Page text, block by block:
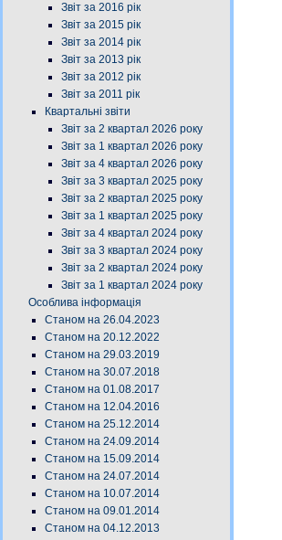
Звіт за 2016 рік
Звіт за 2015 рік
Звіт за 2014 рік
Звіт за 2013 рік
Звіт за 2012 рік
Звіт за 2011 рік
Квартальні звіти
Звіт за 2 квартал 2026 року
Звіт за 1 квартал 2026 року
Звіт за 4 квартал 2026 року
Звіт за 3 квартал 2025 року
Звіт за 2 квартал 2025 року
Звіт за 1 квартал 2025 року
Звіт за 4 квартал 2024 року
Звіт за 3 квартал 2024 року
Звіт за 2 квартал 2024 року
Звіт за 1 квартал 2024 року
Особлива інформація
Станом на 26.04.2023
Станом на 20.12.2022
Станом на 29.03.2019
Станом на 30.07.2018
Станом на 01.08.2017
Станом на 12.04.2016
Станом на 25.12.2014
Станом на 24.09.2014
Станом на 15.09.2014
Станом на 24.07.2014
Станом на 10.07.2014
Станом на 09.01.2014
Станом на 04.12.2013